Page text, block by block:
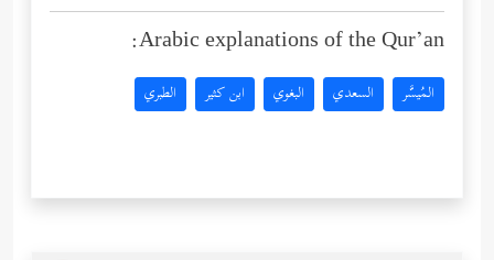
Arabic explanations of the Qur’an:
المُيسَّر السعدي البغوي ابن كثير الطبري